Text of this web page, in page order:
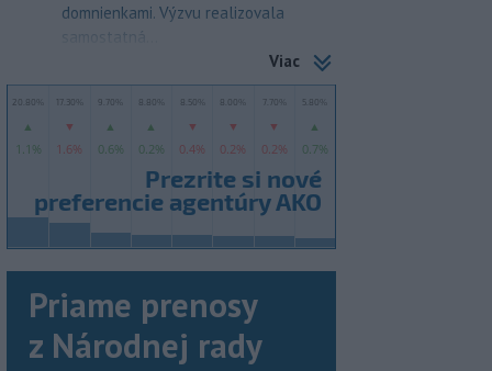
domnienkami. Výzvu realizovala
samostatná...
Viac
Priame prenosy
z Národnej rady